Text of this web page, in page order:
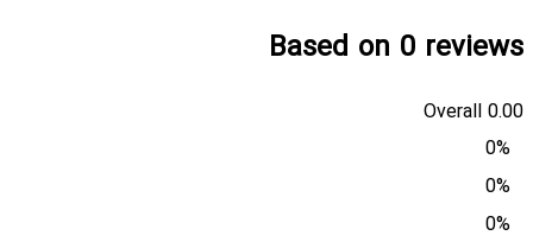
Based on 0 reviews
0.00
Overall
0%
0%
0%